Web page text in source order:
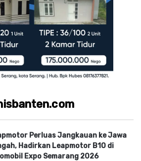
Perluas Jangkauan ke Jawa
Hadirkan Leapmotor B10 di
Expo Semarang 2026